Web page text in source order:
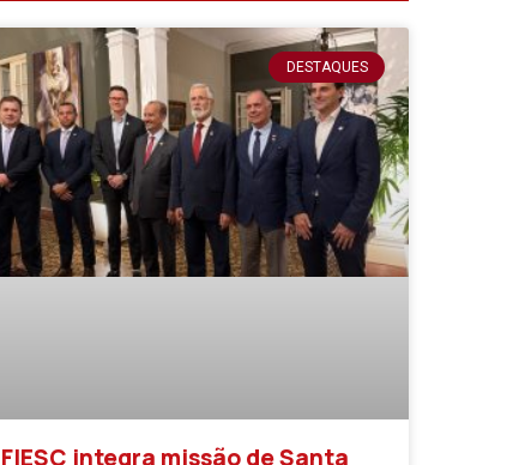
DESTAQUES
FIESC integra missão de Santa